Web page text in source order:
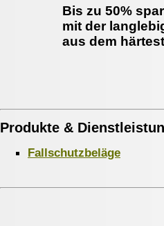
Bis zu 50%
mit der
aus dem
Produkte &
Fallschutzbeläge